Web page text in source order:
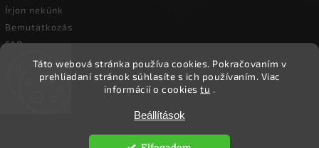
Táto webová stránka používa cookies. Pokračovaním v
prehliadaní stránok súhlasíte s ich používaním. Viac
informácií o cookiestu .
Beállítások
Írjon nekünk
Bemutatkozás
FAQ
Vásárlási útmutató
Ökoember. Minden jog fenntartva.
Süti beállítások szerkesztése